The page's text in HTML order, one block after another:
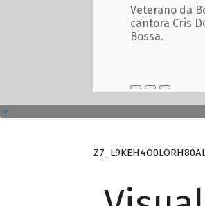
Veterano da
cantora Cris
Bossa.